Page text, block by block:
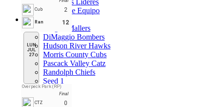
Cub
2
Ran 12
LUN
JUL
27
Overpeck Park (RP)
Final
CTZ
0
Jugadores Líderes
Líderes de Equipo
Teams
Bergen Mallers
DiMaggio Bombers
Hudson River Hawks
Morris County Cubs
Pascack Valley Catz
Randolph Chiefs
Seed 1
Seed 2